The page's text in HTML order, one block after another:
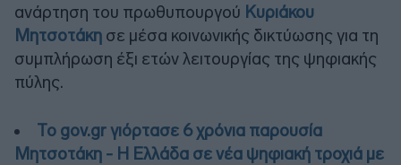
ανάρτηση του πρωθυπουργού Κυριάκου
Μητσοτάκη σε μέσα κοινωνικής δικτύωσης για τη
συμπλήρωση έξι ετών λειτουργίας της ψηφιακής
πύλης.
Το gov.gr γιόρτασε 6 χρόνια παρουσία
Μητσοτάκη - Η Ελλάδα σε νέα ψηφιακή τροχιά με